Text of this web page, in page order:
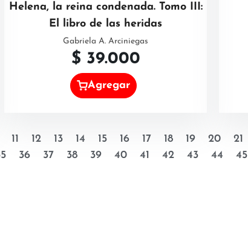
Helena, la reina condenada. Tomo III:
El libro de las heridas
Gabriela A. Arciniegas
$ 39.000
Agregar
11 12 13 14 15 16 17 18 19 20 21
36 37 38 39 40 41 42 43 44 45